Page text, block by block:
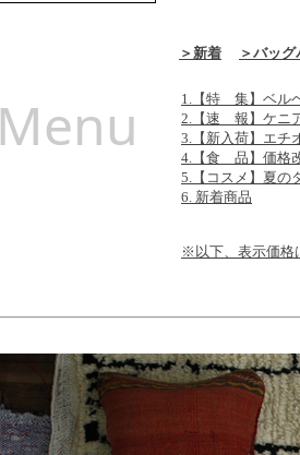
＞新着 ＞バッ
Menu
1.【特 集】ベル
2.【速 報】ケニ
3.【新入荷】エチ
4.【食 品】価格
5.【コスメ】夏の
6. 新着商品
※以下、表示価格